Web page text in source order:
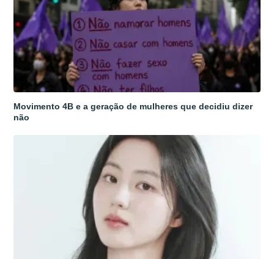
Movimento 4B e a geração de mulheres que decidiu dizer
não